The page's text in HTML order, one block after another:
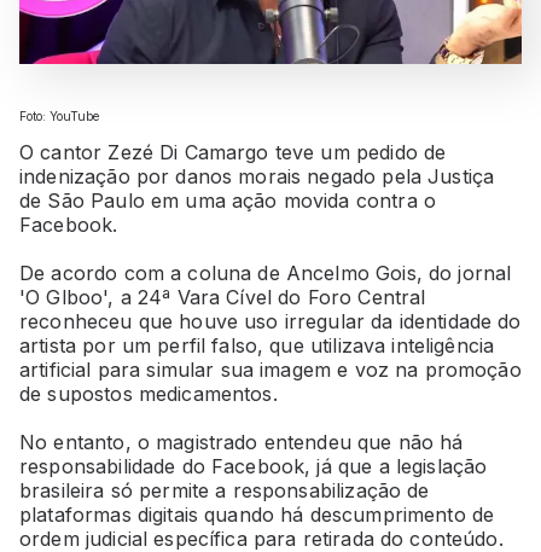
Foto: YouTube
O cantor Zezé Di Camargo teve um pedido de
indenização por danos morais negado pela Justiça
de São Paulo em uma ação movida contra o
Facebook.
De acordo com a coluna de Ancelmo Gois, do jornal
'O Glboo', a 24ª Vara Cível do Foro Central
reconheceu que houve uso irregular da identidade do
artista por um perfil falso, que utilizava inteligência
artificial para simular sua imagem e voz na promoção
de supostos medicamentos.
No entanto, o magistrado entendeu que não há
responsabilidade do Facebook, já que a legislação
brasileira só permite a responsabilização de
plataformas digitais quando há descumprimento de
ordem judicial específica para retirada do conteúdo.